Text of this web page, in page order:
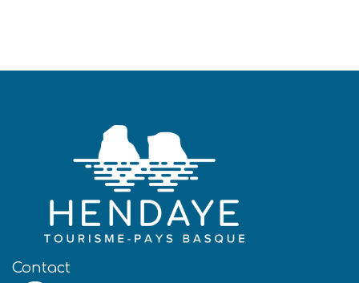
Contact